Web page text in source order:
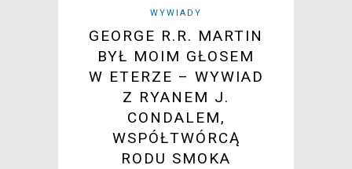
WYWIADY
GEORGE R.R. MARTIN
BYŁ MOIM GŁOSEM
W ETERZE – WYWIAD
Z RYANEM J.
CONDALEM,
WSPÓŁTWÓRCĄ
RODU SMOKA